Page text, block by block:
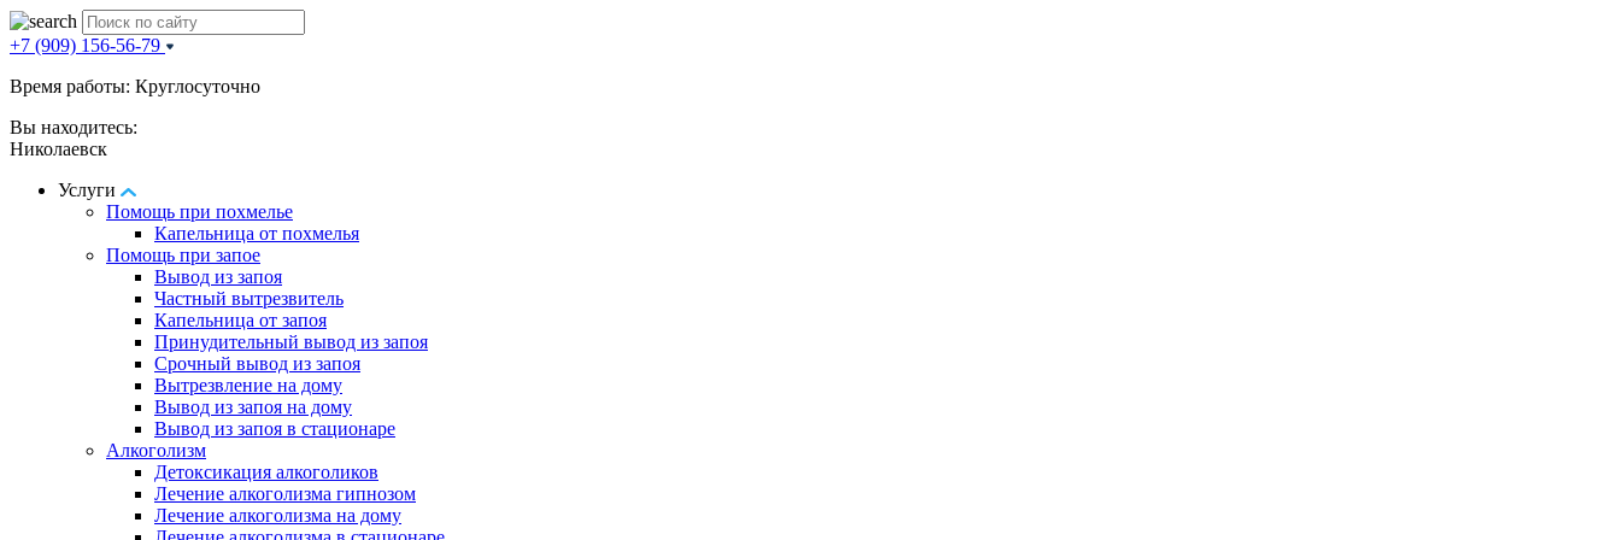
+7 (909) 156-56-79
Время работы: Круглосуточно
Вы находитесь:
Николаевск
Услуги
Помощь при похмелье
Капельница от похмелья
Помощь при запое
Вывод из запоя
Частный вытрезвитель
Капельница от запоя
Принудительный вывод из запоя
Срочный вывод из запоя
Вытрезвление на дому
Вывод из запоя на дому
Вывод из запоя в стационаре
Алкоголизм
Детоксикация алкоголиков
Лечение алкоголизма гипнозом
Лечение алкоголизма на дому